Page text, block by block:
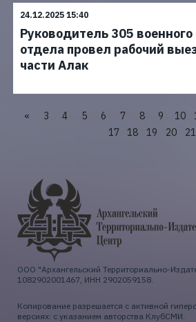
24.12.2025 15:40
Руководитель 305
отдела провел рабочий
части Алак
« 3 4 5 6 7 8 9 10
17
18 19 20 21
ООО "Архангельский Территориально-
1082902001467, ИНН 2902059158.
Копирование разрешается с активной
версиях: с указанием авторства КлубСМИ.